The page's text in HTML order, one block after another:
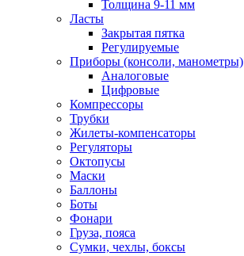
Толщина 9-11 мм
Ласты
Закрытая пятка
Регулируемые
Приборы (консоли, манометры)
Аналоговые
Цифровые
Компрессоры
Трубки
Жилеты-компенсаторы
Регуляторы
Октопусы
Маски
Баллоны
Боты
Фонари
Груза, пояса
Сумки, чехлы, боксы